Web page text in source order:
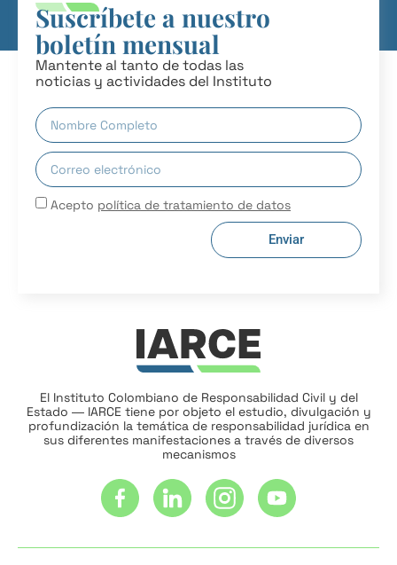
Suscríbete a nuestro
boletín mensual
Mantente al tanto de todas las
noticias y actividades del Instituto
Acepto política de tratamiento de datos
Enviar
El Instituto Colombiano de Responsabilidad Civil y del
Estado ― IARCE tiene por objeto el estudio, divulgación y
profundización la temática de responsabilidad jurídica en
sus diferentes manifestaciones a través de diversos
mecanismos